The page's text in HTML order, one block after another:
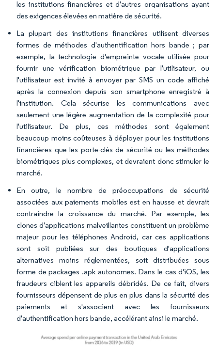
les institutions financières et d'autres organisations ayant
des exigences élevées en matière de sécurité.
La plupart des institutions financières utilisent diverses
formes de méthodes d'authentification hors bande ; par
exemple, la technologie d'empreinte vocale utilisée pour
fournir une vérification biométrique par l'utilisateur, ou
l'utilisateur est invité à envoyer par SMS un code affiché
après la connexion depuis son smartphone enregistré à
l'institution. Cela sécurise les communications avec
seulement une légère augmentation de la complexité pour
l'utilisateur. De plus, ces méthodes sont également
beaucoup moins coûteuses à déployer pour les institutions
financières que les porte-clés de sécurité ou les méthodes
biométriques plus complexes, et devraient donc stimuler le
marché.
En outre, le nombre de préoccupations de sécurité
associées aux paiements mobiles est en hausse et devrait
contraindre la croissance du marché. Par exemple, les
clones d'applications malveillantes constituent un problème
majeur pour les téléphones Android, car ces applications
sont soit publiées sur des boutiques d'applications
alternatives moins réglementées, soit distribuées sous
forme de packages .apk autonomes. Dans le cas d'iOS, les
fraudeurs ciblent les appareils débridés. De ce fait, divers
fournisseurs dépensent de plus en plus dans la sécurité des
paiements et s'associent avec les fournisseurs
d'authentification hors bande, accélérant ainsi le marché.